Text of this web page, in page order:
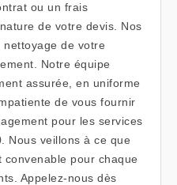
ou un frais
de votre devis. Nos
de votre
Notre équipe
assurée, en uniforme
de vous fournir
pour les services
Nous veillons à ce que
convenable pour chaque
Appelez-nous dès